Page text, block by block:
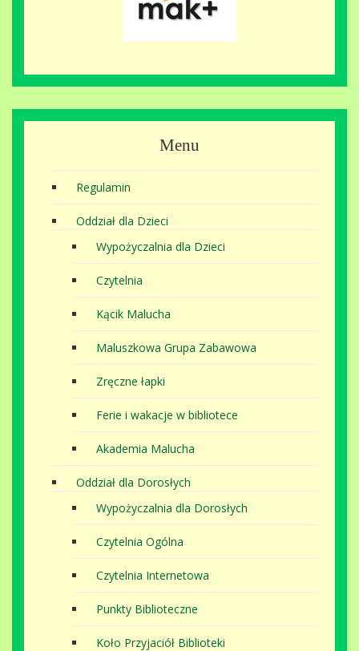
Menu
Regulamin
Oddział dla Dzieci
Wypożyczalnia dla Dzieci
Czytelnia
Kącik Malucha
Maluszkowa Grupa Zabawowa
Zręczne łapki
Ferie i wakacje w bibliotece
Akademia Malucha
Oddział dla Dorosłych
Wypożyczalnia dla Dorosłych
Czytelnia Ogólna
Czytelnia Internetowa
Punkty Biblioteczne
Koło Przyjaciół Biblioteki